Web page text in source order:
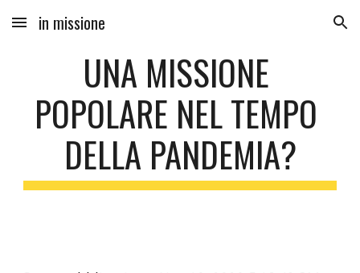
Skip to main content Skip to navigation
in missione
UNA MISSIONE
POPOLARE NEL TEMPO
DELLA PANDEMIA?